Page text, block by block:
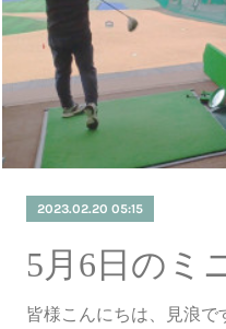
2023.02.20 05:15
皆様こんにちは、見浪